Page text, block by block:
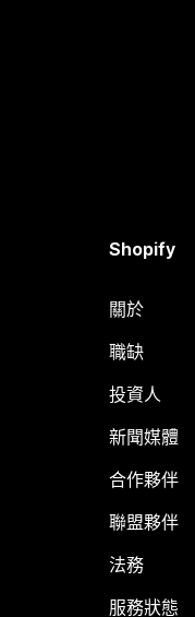
Shopify
關於
職缺
投資人
新聞媒體
合作夥伴
聯盟夥伴
法務
服務狀態